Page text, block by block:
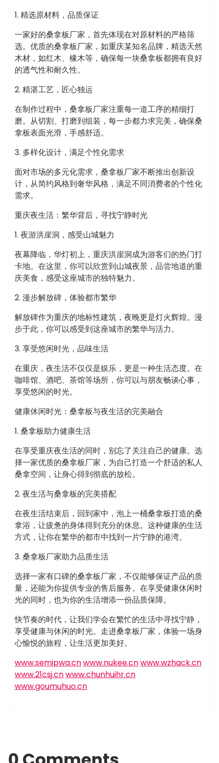
1. 精选原材料，品质保证
一家好的桑拿板厂家，首先体现在对原材料的严格筛
选。优质的桑拿板厂家，如重庆某知名品牌，精选天然
木材，如红木、橡木等，确保每一块桑拿板都拥有良好
的透气性和耐久性。
2. 精湛工艺，匠心独运
在制作过程中，桑拿板厂家注重每一道工序的精细打
磨。从切割、打磨到组装，每一步都力求完美，确保桑
拿板表面光滑，手感舒适。
3. 多样化设计，满足个性化需求
面对市场的多元化需求，桑拿板厂家不断推出创新设
计，从简约风格到奢华风格，满足不同消费者的个性化
需求。
重庆夜生活：繁华背后，寻找宁静时光
1. 夜游洪崖洞，感受山城魅力
夜幕降临，华灯初上，重庆洪崖洞成为游客们的热门打
卡地。在这里，你可以欣赏到山城夜景，品尝地道的重
庆美食，感受这座城市的独特魅力。
2. 漫步解放碑，体验都市繁华
解放碑作为重庆的地标性建筑，夜晚更是灯火辉煌。漫
步于此，你可以感受到这座城市的繁华与活力。
3. 享受悠闲时光，品味生活
在重庆，夜生活不仅仅是娱乐，更是一种生活态度。在
咖啡馆、酒吧、茶馆等场所，你可以与朋友畅谈心事，
享受悠闲的时光。
健康休闲时光：桑拿板与夜生活的完美融合
1. 桑拿板助力健康生活
在享受重庆夜生活的同时，别忘了关注自己的健康。选
择一家优质的桑拿板厂家，为自己打造一个舒适的私人
桑拿空间，让身心得到彻底的放松。
2. 夜生活与桑拿板的完美搭配
在夜生活结束后，回到家中，泡上一桶桑拿板打造的桑
拿浴，让疲惫的身体得到充分的休息。这种健康的生活
方式，让你在繁华的都市中找到一片宁静的港湾。
3. 桑拿板厂家助力品质生活
选择一家有口碑的桑拿板厂家，不仅能够保证产品的质
量，还能为你提供专业的售后服务。在享受健康休闲时
光的同时，也为你的生活增添一份品质保障。
快节奏的时代，让我们学会在繁忙的生活中寻找宁静，
享受健康与休闲的时光。走进桑拿板厂家，体验一场身
心愉悦的旅程，让生活更加美好。
www.semipwa.cnwww.nukee.cnwww.wzhack.cn
www.21csj.cnwww.chunhuihr.cn
www.goumuhuo.cn